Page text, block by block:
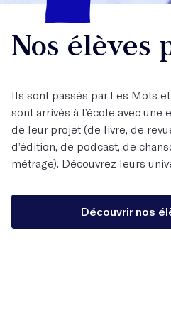
Nos élèves
Ils sont passés par Les Mots
sont arrivés à l’école avec une
de leur projet (de livre, de
d’édition, de podcast, de
métrage). Découvrez leurs
Découvrir nos